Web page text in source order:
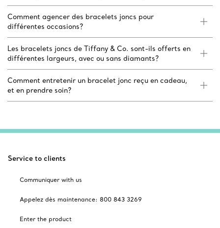
Comment agencer des bracelets joncs pour
différentes occasions?
Les bracelets joncs de Tiffany & Co. sont-ils offerts en
différentes largeurs, avec ou sans diamants?
Comment entretenir un bracelet jonc reçu en cadeau,
et en prendre soin?
Service to clients
Communiquer with us
Appelez dès maintenance: 800 843 3269
Enter the product